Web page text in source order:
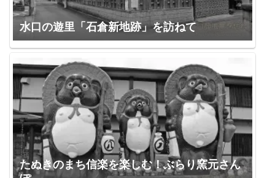
水口の遊里「石倉新地跡」を訪ねて
たぬきのまち信楽を楽しむ！ぶらり窯元さん